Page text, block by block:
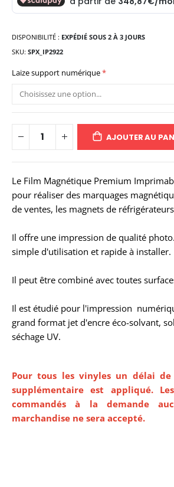
DISPONIBILITÉ : EXPÉDIÉ SOUS 2 À 3 JOURS
SKU SPX_IP2922
Laize support numérique
AJOUTER AU
Le Film Magnétique Premium
pour réaliser des marquages
de ventes, les magnets de
Il offre une impression de qualité photo.
simple d'utilisation et rapide à installer.
Il peut être combiné avec toutes
Il est étudié pour l'impression
grand format jet d'encre éco-solvant,
séchage UV.
Pour tous les vinyles un délai
supplémentaire est appliqué.
commandés à la demande
marchandise ne sera accepté.